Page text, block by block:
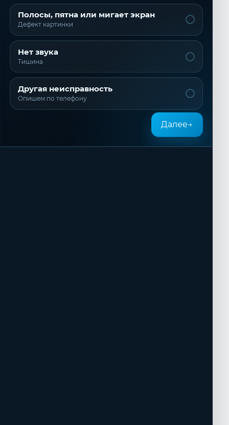
Полосы, пятна или мигает экран
Дефект картинки
Нет звука
Тишина
Другая неисправность
Опишем по телефону
Далее→